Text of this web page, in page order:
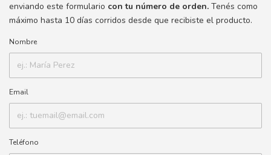
enviando este formulario con tu número de orden. Tenés como
máximo hasta 10 días corridos desde que recibiste el producto.
Nombre
Email
Teléfono